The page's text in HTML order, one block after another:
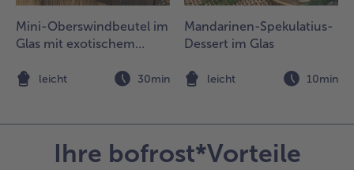
Mini-Oberswindbeutel im
Glas mit exotischem
leicht 30min
Mandarinen-Spekulatius-
Dessert im Glas
leicht 10min
Ihre bofrost*Vorteile